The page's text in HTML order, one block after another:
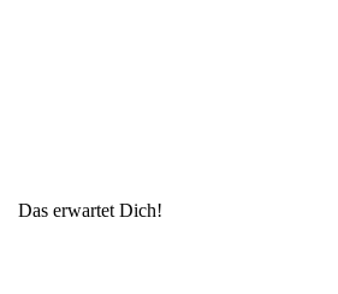
Das erwartet Dich!